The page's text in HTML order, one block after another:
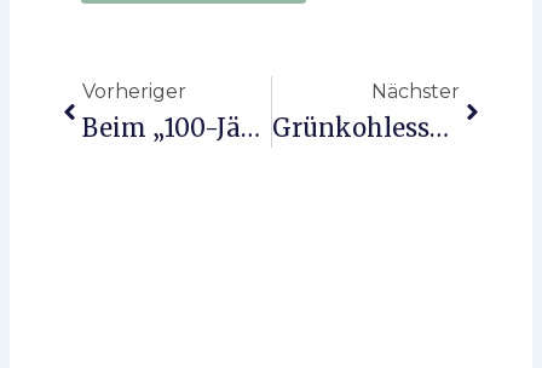
Vorheriger
Beim „100-Jährigen” In Hittfeld Geht Es Voran.
Nächster
Grünkohlessen 2025 In Der „Burg Seevetal”